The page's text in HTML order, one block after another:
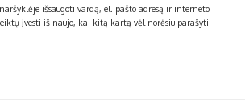
išsaugoti vardą, el. pašto adresą ir interneto
įvesti iš naujo, kai kitą kartą vėl norėsiu parašyti